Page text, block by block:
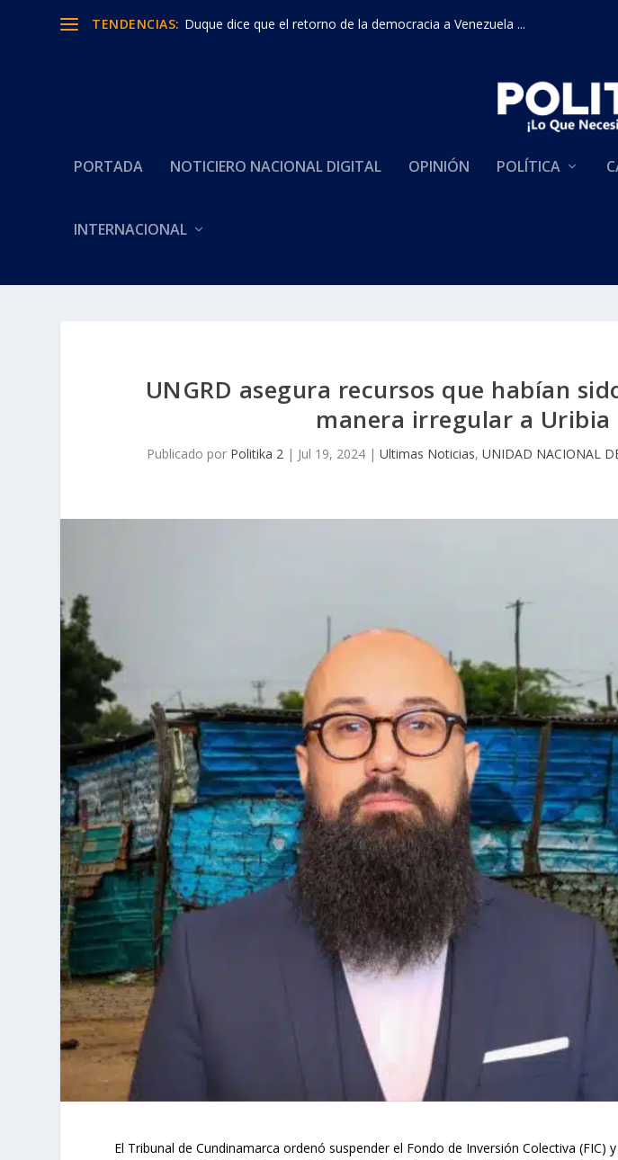
TENDENCIAS: Duque dice que el retorno de la democracia a Venezuela ...
PORTADA NOTICIERO NACIONAL DIGITAL OPINIÓN POLÍTICA
INTERNACIONAL
UNGRD asegura recursos que habían
manera irregular a Uribia
Publicado por Politika 2| Jul 19, 2024| Ultimas Noticias, UNIDAD NACIONAL
El Tribunal de Cundinamarca ordenó suspender el Fondo de Inversión Colectiva (FIC)